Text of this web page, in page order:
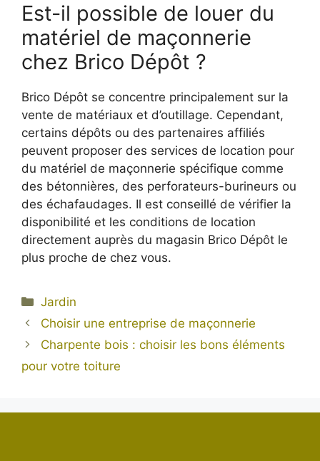
Est-il possible de louer du
matériel de maçonnerie
chez Brico Dépôt ?
Brico Dépôt se concentre principalement sur la
vente de matériaux et d’outillage. Cependant,
certains dépôts ou des partenaires affiliés
peuvent proposer des services de location pour
du matériel de maçonnerie spécifique comme
des bétonnières, des perforateurs-burineurs ou
des échafaudages. Il est conseillé de vérifier la
disponibilité et les conditions de location
directement auprès du magasin Brico Dépôt le
plus proche de chez vous.
Catégories
Jardin
Choisir une entreprise de maçonnerie
Charpente bois : choisir les bons éléments
pour votre toiture